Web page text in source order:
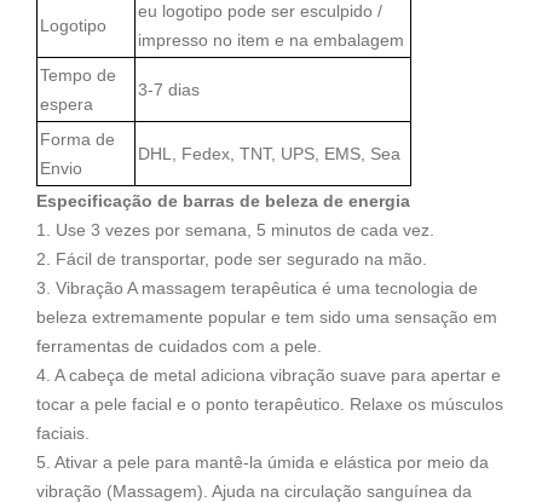
Logotipo
eu logotipo pode ser esculpido /
impresso no item e na embalagem
Tempo de
espera
3-7 dias
Forma de
Envio
DHL, Fedex, TNT, UPS, EMS, Sea
Especificação de barras de beleza de energia
1. Use 3 vezes por semana, 5 minutos de cada vez.
2. Fácil de transportar, pode ser segurado na mão.
3. Vibração A massagem terapêutica é uma tecnologia de
beleza extremamente popular e tem sido uma sensação em
ferramentas de cuidados com a pele.
4. A cabeça de metal adiciona vibração suave para apertar e
tocar a pele facial e o ponto terapêutico. Relaxe os músculos
faciais.
5. Ativar a pele para mantê-la úmida e elástica por meio da
vibração (Massagem). Ajuda na circulação sanguínea da